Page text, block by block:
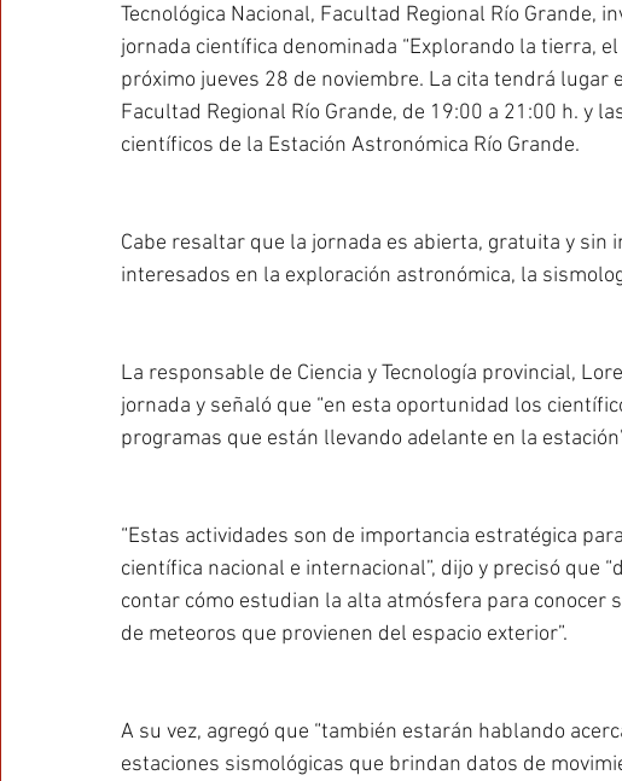
Tecnológica Nacional, Facultad Regional Río Grande,
jornada científica denominada “Explorando la tierra,
próximo jueves 28 de noviembre. La cita tendrá lugar
Facultad Regional Río Grande, de 19:00 a 21:00 h. y
científicos de la Estación Astronómica Río Grande.
Cabe resaltar que la jornada es abierta, gratuita y sin
interesados en la exploración astronómica, la
La responsable de Ciencia y Tecnología provincial,
jornada y señaló que “en esta oportunidad los
programas que están llevando adelante en la
“Estas actividades son de importancia estratégica
científica nacional e internacional”, dijo y precisó que
contar cómo estudian la alta atmósfera para conocer
de meteoros que provienen del espacio exterior”.
A su vez, agregó que “también estarán hablando
estaciones sismológicas que brindan datos de